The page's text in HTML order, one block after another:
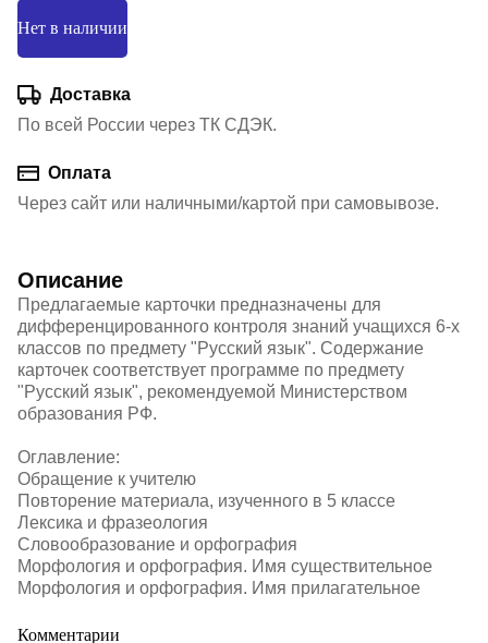
Нет в наличии
Доставка
По всей России через ТК СДЭК.
Оплата
Через сайт или наличными/картой при самовывозе.
Описание
Предлагаемые карточки предназначены для
дифференцированного контроля знаний учащихся 6-х
классов по предмету "Русский язык". Содержание
карточек соответствует программе по предмету
"Русский язык", рекомендуемой Министерством
образования РФ.
Оглавление:
Обращение к учителю
Повторение материала, изученного в 5 классе
Лексика и фразеология
Словообразование и орфография
Морфология и орфография. Имя существительное
Морфология и орфография. Имя прилагательное
Комментарии